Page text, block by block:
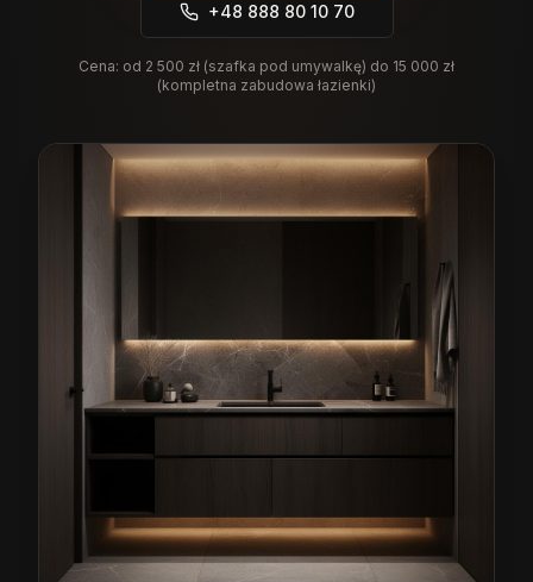
+48 888 80 10 70
Cena: od 2 500 zł (szafka pod umywalkę) do 15 000 zł
(kompletna zabudowa łazienki)